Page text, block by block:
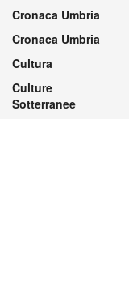
Cronaca Umbria
Cronaca Umbria
Cultura
Culture
Sotterranee